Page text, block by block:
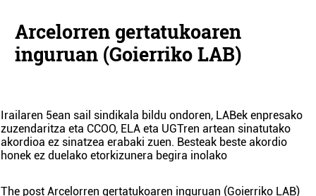
Arcelorren gertatukoaren
inguruan (Goierriko LAB)
Irailaren 5ean sail sindikala bildu ondoren, LABek enpresako
zuzendaritza eta CCOO, ELA eta UGTren artean sinatutako
akordioa ez sinatzea erabaki zuen. Besteak beste akordio
honek ez duelako etorkizunera begira inolako
The postArcelorren gertatukoaren inguruan (Goierriko LAB)